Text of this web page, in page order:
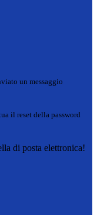
un messaggio
il reset della password
di posta elettronica!